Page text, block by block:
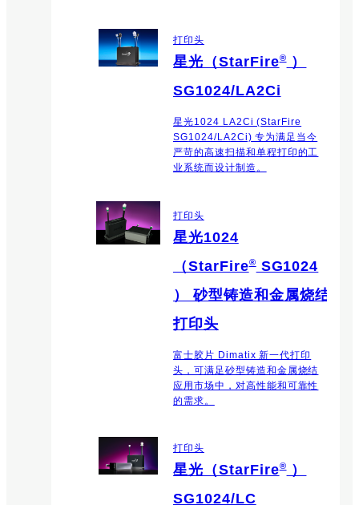
打印头
星光（StarFire®）
SG1024/LA2Ci
星光1024 LA2Ci (StarFire
SG1024/LA2Ci) 专为满足当今
严苛的高速扫描和单程打印的工
业系统而设计制造。
打印头
星光1024
（StarFire®SG1024
） 砂型铸造和金属烧结
打印头
富士胶片 Dimatix 新一代打印
头，可满足砂型铸造和金属烧结
应用市场中，对高性能和可靠性
的需求。
打印头
星光（StarFire®）
SG1024/LC